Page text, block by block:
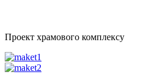
Проект храмового комплексу